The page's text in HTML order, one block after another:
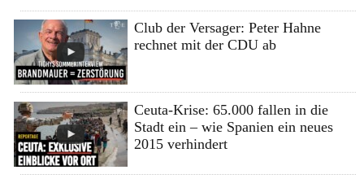
Club der Versager: Peter Hahne
rechnet mit der CDU ab
Ceuta-Krise: 65.000 fallen in die
Stadt ein – wie Spanien ein neues
2015 verhindert